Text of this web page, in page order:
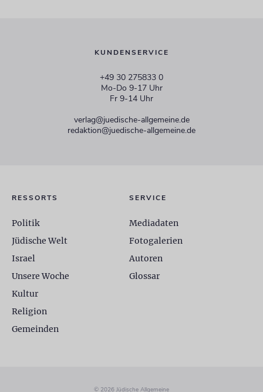
KUNDENSERVICE
+49 30 275833 0
Mo-Do 9-17 Uhr
Fr 9-14 Uhr
verlag@juedische-allgemeine.de
redaktion@juedische-allgemeine.de
RESSORTS
Politik
Jüdische Welt
Israel
Unsere Woche
Kultur
Religion
Gemeinden
SERVICE
Mediadaten
Fotogalerien
Autoren
Glossar
© 2026 Jüdische Allgemeine